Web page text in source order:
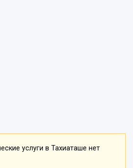
услуги в Тахиаташе нет